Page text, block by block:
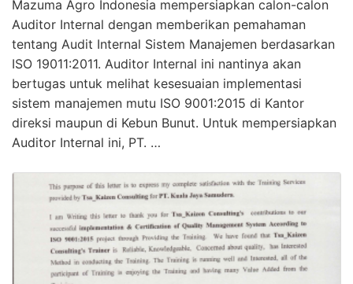
Mazuma Agro Indonesia mempersiapkan calon-calon
Auditor Internal dengan memberikan pemahaman
tentang Audit Internal Sistem Manajemen berdasarkan
ISO 19011:2011. Auditor Internal ini nantinya akan
bertugas untuk melihat kesesuaian implementasi
sistem manajemen mutu ISO 9001:2015 di Kantor
direksi maupun di Kebun Bunut. Untuk mempersiapkan
Auditor Internal ini, PT. …